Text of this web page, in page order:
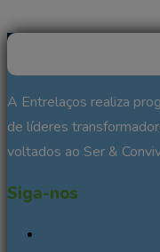
A Entrelaços realiza
de líderes
voltados ao Ser &
Siga-nos